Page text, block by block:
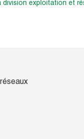
division exploitation et